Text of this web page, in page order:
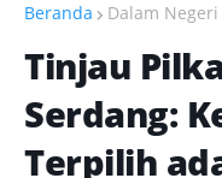
Beranda Dalam Negeri
Tinjau
Serdang:
Terpilih